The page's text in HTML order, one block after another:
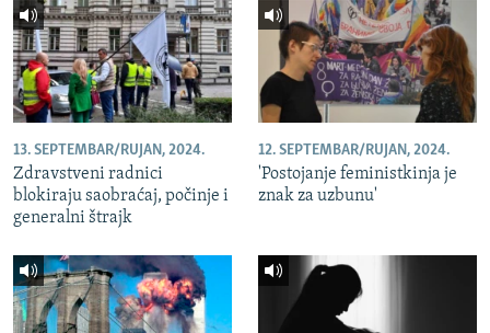
13. SEPTEMBAR/RUJAN, 2024.
Zdravstveni radnici
blokiraju saobraćaj, počinje i
generalni štrajk
12. SEPTEMBAR/RUJAN, 2024.
'Postojanje feministkinja je
znak za uzbunu'